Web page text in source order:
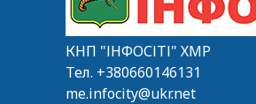
КНП "ІНФОСІТІ" ХМР
Тел. +380660146131
me.infocity@ukr.net